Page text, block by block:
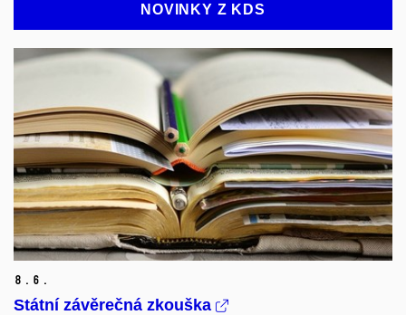
NOVINKY Z KDS
8. 6.
Státní závěrečná zkouška